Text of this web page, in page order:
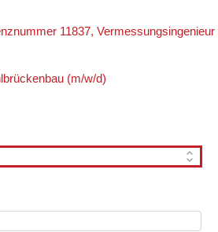
11837, Vermessungsingenieur
(m/w/d)